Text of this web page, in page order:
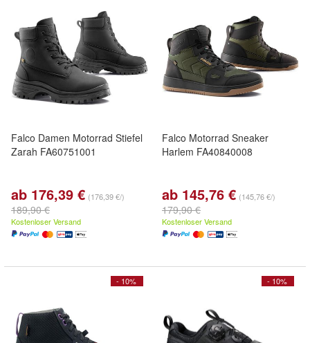
Falco Damen Motorrad Stiefel
Zarah FA60751001
ab 176,39 € (176,39 €/)
189,90 €
Kostenloser Versand
Falco Motorrad Sneaker
Harlem FA40840008
ab 145,76 € (145,76 €/)
179,90 €
Kostenloser Versand
- 10% - 10%